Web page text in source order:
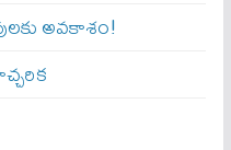
అవకాశం!